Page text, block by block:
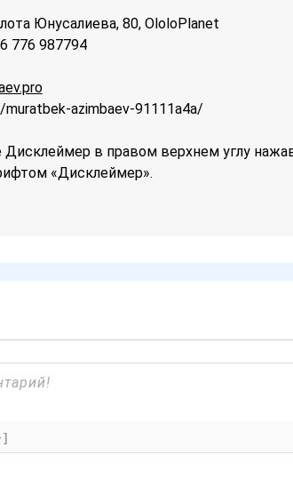
Юнусалиева, 80, OloloPlanet
776 987794
azimbaev-91111a4a/
в правом верхнем углу
«Дисклеймер».